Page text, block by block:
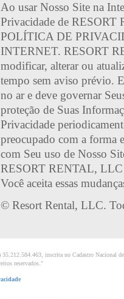
Ao usar Nosso Site na
Privacidade de
POLÍTICA DE
INTERNET. RESORT
modificar, alterar ou
tempo sem aviso prévio.
no ar e deve governar
proteção de Suas
Privacidade
preocupado com a forma
com Seu uso de Nosso
RESORT RENTAL, LLC
Você aceita essas
© Resort Rental, LLC.
inscrita no Cadastro Nacional
reservados."